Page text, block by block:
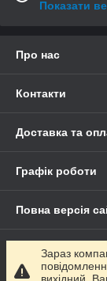
Показати
Про нас
Контакти
Доставка та
Графік роботи
Повна версія
Сайт створено
Зараз